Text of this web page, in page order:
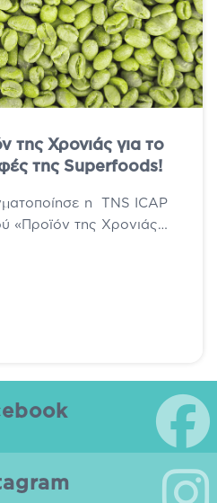
της Χρονιάς για το
της Superfoods!
η TNS ICAP
«Προϊόν της Χρονιάς